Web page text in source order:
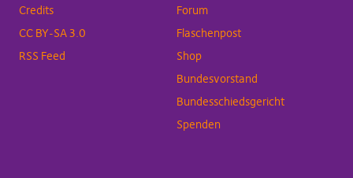
Credits
CC BY-SA 3.0
RSS Feed
Forum
Flaschenpost
Shop
Bundesvorstand
Bundesschiedsgericht
Spenden